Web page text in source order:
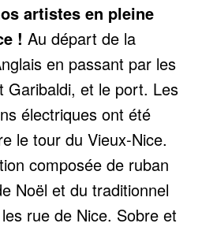
artistes en pleine
! Au départ de la
en passant par les
Garibaldi, et le port. Les
électriques ont été
le tour du Vieux-Nice.
composée de ruban
Noël et du traditionnel
rue de Nice. Sobre et